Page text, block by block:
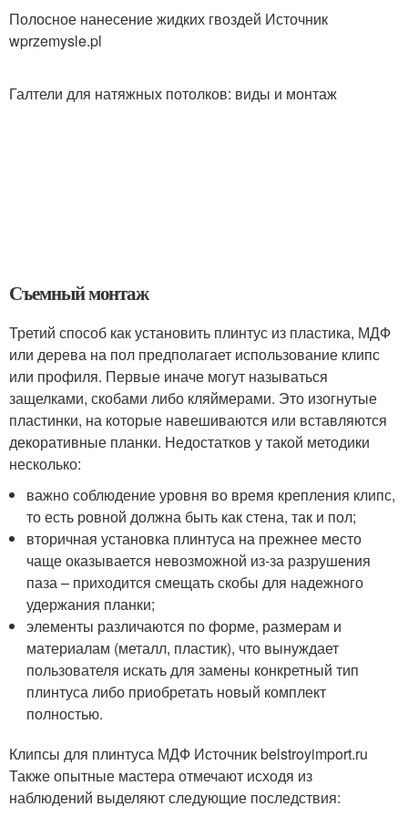
Полосное нанесение жидких гвоздей Источник
wprzemysle.pl
Галтели для натяжных потолков: виды и монтаж
Съемный монтаж
Третий способ как установить плинтус из пластика, МДФ
или дерева на пол предполагает использование клипс
или профиля. Первые иначе могут называться
защелками, скобами либо кляймерами. Это изогнутые
пластинки, на которые навешиваются или вставляются
декоративные планки. Недостатков у такой методики
несколько:
важно соблюдение уровня во время крепления клипс,
то есть ровной должна быть как стена, так и пол;
вторичная установка плинтуса на прежнее место
чаще оказывается невозможной из-за разрушения
паза – приходится смещать скобы для надежного
удержания планки;
элементы различаются по форме, размерам и
материалам (металл, пластик), что вынуждает
пользователя искать для замены конкретный тип
плинтуса либо приобретать новый комплект
полностью.
Клипсы для плинтуса МДФ Источник belstroyimport.ru
Также опытные мастера отмечают исходя из
наблюдений выделяют следующие последствия: